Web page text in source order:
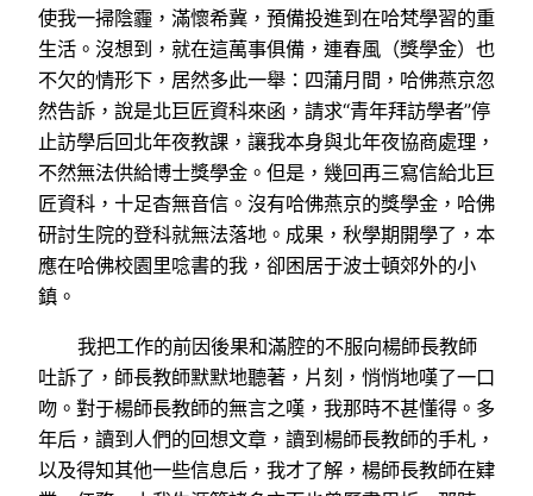
使我一掃陰霾，滿懷希冀，預備投進到在哈梵學習的重
生活。沒想到，就在這萬事俱備，連春風（獎學金）也
不欠的情形下，居然多此一舉：四蒲月間，哈佛燕京忽
然告訴，說是北巨匠資科來函，請求“青年拜訪學者”停
止訪學后回北年夜教課，讓我本身與北年夜協商處理，
不然無法供給博士獎學金。但是，幾回再三寫信給北巨
匠資科，十足杳無音信。沒有哈佛燕京的獎學金，哈佛
研討生院的登科就無法落地。成果，秋學期開學了，本
應在哈佛校園里唸書的我，卻困居于波士頓郊外的小
鎮。
我把工作的前因後果和滿腔的不服向楊師長教師
吐訴了，師長教師默默地聽著，片刻，悄悄地嘆了一口
吻。對于楊師長教師的無言之嘆，我那時不甚懂得。多
年后，讀到人們的回想文章，讀到楊師長教師的手札，
以及得知其他一些信息后，我才了解，楊師長教師在肄